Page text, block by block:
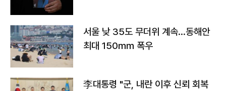
서울 낮 35도 무더위 계속…동해안
최대 150㎜ 폭우
李대통령 "군, 내란 이후 신뢰 회복